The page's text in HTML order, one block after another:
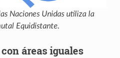
Naciones Unidas utiliza la
Equidistante.
áreas iguales